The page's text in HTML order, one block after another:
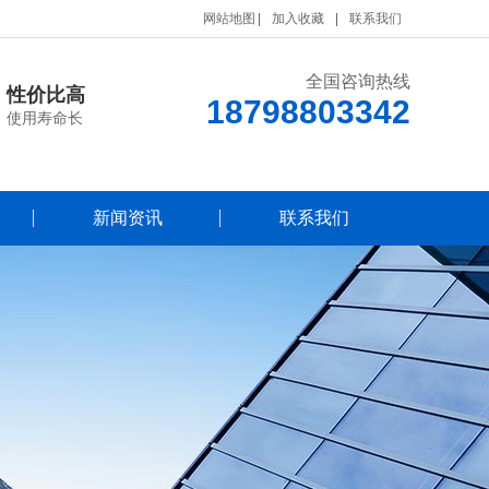
网站地图 加入收藏 联系我们
性价比高
使用寿命长
全国咨询热线
18798803342
新闻资讯 联系我们